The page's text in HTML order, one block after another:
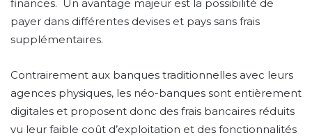
finances. Un avantage majeur est la possibilité de
payer dans différentes devises et pays sans frais
supplémentaires.
Contrairement aux banques traditionnelles avec leurs
agences physiques, les néo-banques sont entièrement
digitales et proposent donc des frais bancaires réduits
vu leur faible coût d’exploitation et des fonctionnalités